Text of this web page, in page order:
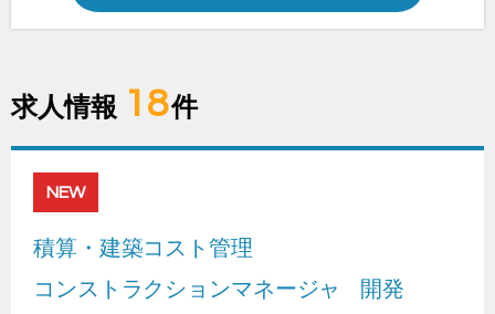
求人情報 18件
NEW
積算・建築コスト管理
コンストラクションマネージャ
開発